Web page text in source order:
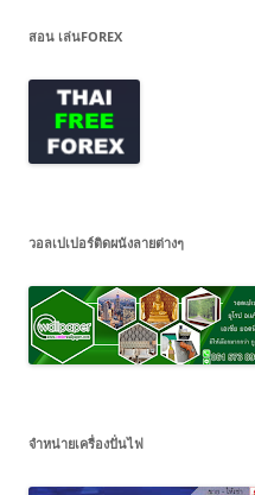
สอน เล่นFOREX
วอลเปเปอร์ติดผนังลายต่างๆ
จำหน่ายเครื่องปั่นไฟ